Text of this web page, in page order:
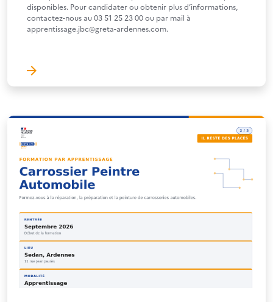
disponibles. Pour candidater ou obtenir plus d’informations,
contactez-nous au 03 51 25 23 00 ou par mail à
apprentissage.jbc@greta-ardennes.com.